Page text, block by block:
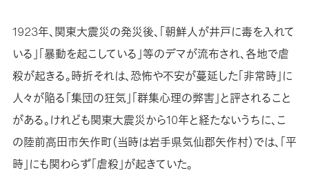
1923年、関東大震災の発災後、「朝鮮人が井戸に毒を入れて
いる」「暴動を起こしている」等のデマが流布され、各地で虐
殺が起きる。時折それは、恐怖や不安が蔓延した「非常時」に
人々が陥る「集団の狂気」「群集心理の弊害」と評されること
がある。けれども関東大震災から10年と経たないうちに、こ
の陸前高田市矢作町（当時は岩手県気仙郡矢作村）では、「平
時」にも関わらず「虐殺」が起きていた。